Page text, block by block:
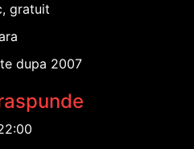
gratuit
dupa 2007